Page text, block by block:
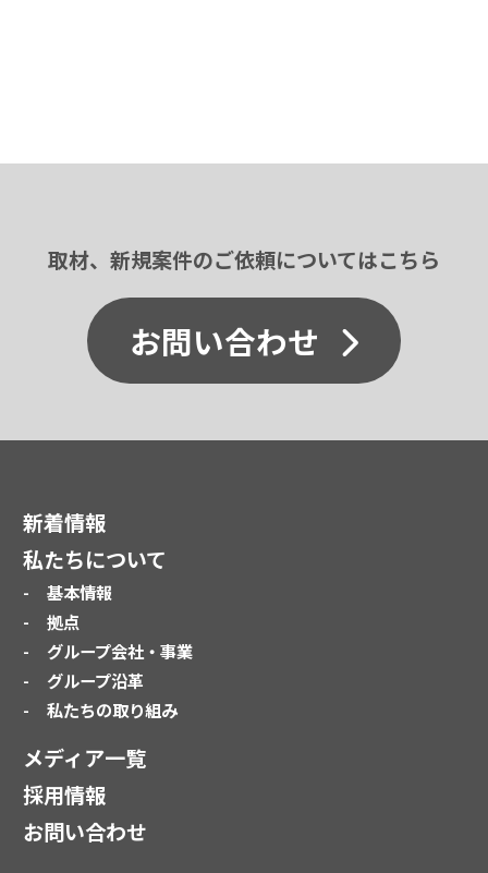
取材、新規案件のご依頼についてはこちら
お問い合わせ
新着情報
私たちについて
基本情報
拠点
グループ会社・事業
グループ沿革
私たちの取り組み
メディア一覧
採用情報
お問い合わせ